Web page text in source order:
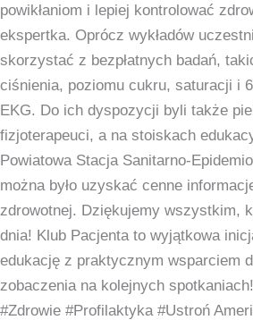
powikłaniom i lepiej kontrolować
ekspertka. Oprócz wykładów
skorzystać z bezpłatnych badań,
ciśnienia, poziomu cukru, saturacji i
EKG. Do ich dyspozycji byli także
fizjoterapeuci, a na stoiskach
Powiatowa Stacja Sanitarno-
można było uzyskać cenne
zdrowotnej. Dziękujemy wszystkim,
dnia! Klub Pacjenta to wyjątkowa
edukację z praktycznym wsparciem
zobaczenia na kolejnych
#Zdrowie #Profilaktyka #Ustroń